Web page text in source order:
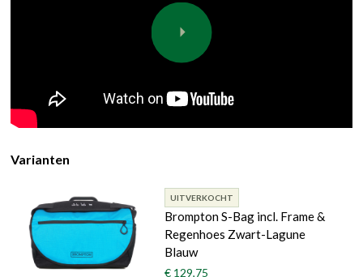
Varianten
UITVERKOCHT
Brompton S-Bag incl. Frame &
Regenhoes Zwart-Lagune
Blauw
€ 129,75